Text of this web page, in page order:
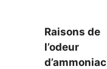
Raisons de
l’odeur
d’ammoniac